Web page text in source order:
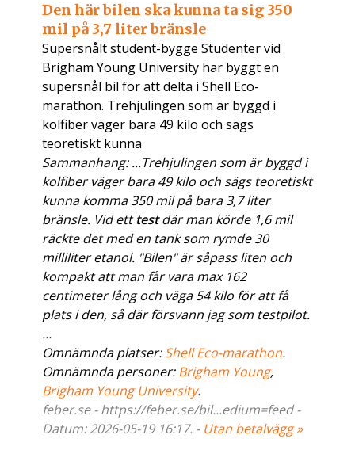
Den här bilen ska kunna ta sig 350
mil på 3,7 liter bränsle
Supersnålt student-bygge Studenter vid
Brigham Young University har byggt en
supersnål bil för att delta i Shell Eco-
marathon. Trehjulingen som är byggd i
kolfiber väger bara 49 kilo och sägs
teoretiskt kunna
Sammanhang: ...Trehjulingen som är byggd i
kolfiber väger bara 49 kilo och sägs teoretiskt
kunna komma 350 mil på bara 3,7 liter
bränsle. Vid etttestdär man körde 1,6 mil
räckte det med en tank som rymde 30
milliliter etanol. "Bilen" är såpass liten och
kompakt att man får vara max 162
centimeter lång och väga 54 kilo för att få
plats i den, så där försvann jag som testpilot.
...
Omnämnda platser:Shell Eco-marathon.
Omnämnda personer:Brigham Young,
Brigham Young University.
feber.se - https://feber.se/bil...edium=feed -
Datum: 2026-05-19 16:17. - Utan betalvägg »